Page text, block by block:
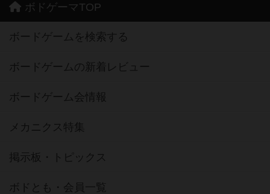
ボドゲーマTOP
ボードゲームを検索する
ボードゲームの新着レビュー
ボードゲーム会情報
メカニクス特集
掲示板・トピックス
ボドとも・会員一覧